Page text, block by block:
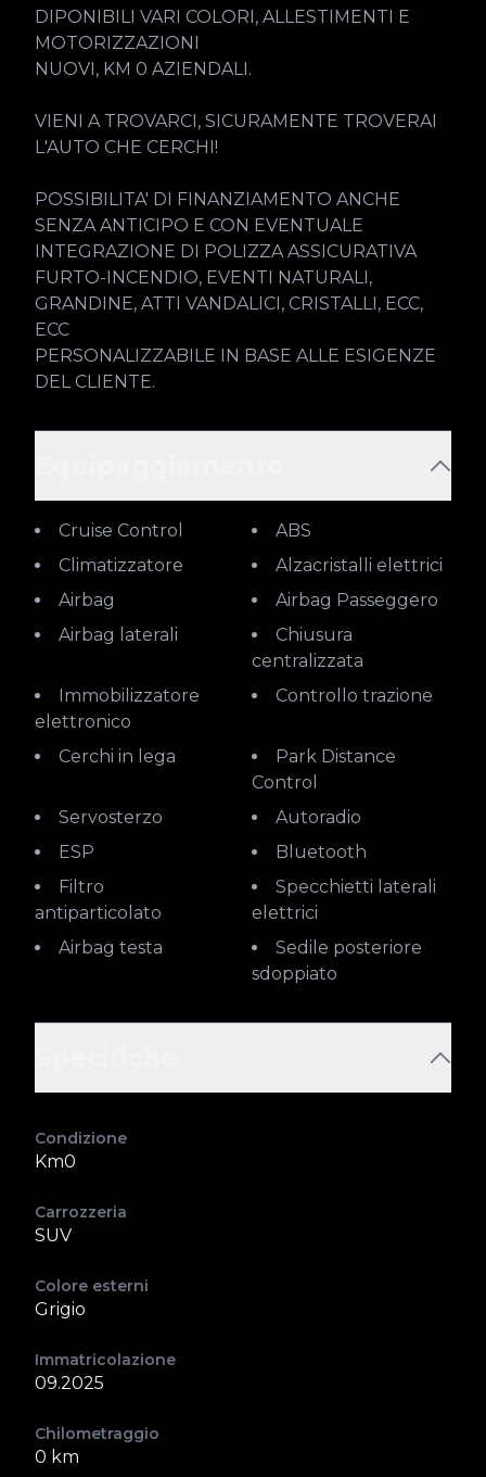
DIPONIBILI VARI COLORI, ALLESTIMENTI E
MOTORIZZAZIONI
NUOVI, KM 0 AZIENDALI.
VIENI A TROVARCI, SICURAMENTE TROVERAI
L'AUTO CHE CERCHI!
POSSIBILITA' DI FINANZIAMENTO ANCHE
SENZA ANTICIPO E CON EVENTUALE
INTEGRAZIONE DI POLIZZA ASSICURATIVA
FURTO-INCENDIO, EVENTI NATURALI,
GRANDINE, ATTI VANDALICI, CRISTALLI, ECC,
ECC
PERSONALIZZABILE IN BASE ALLE ESIGENZE
DEL CLIENTE.
Cruise Control
ABS
Climatizzatore
Alzacristalli elettrici
Airbag
Airbag Passeggero
Airbag laterali
Chiusura
centralizzata
Immobilizzatore
elettronico
Controllo trazione
Cerchi in lega
Park Distance
Control
Servosterzo
Autoradio
ESP
Bluetooth
Filtro
antiparticolato
Specchietti laterali
elettrici
Airbag testa
Sedile posteriore
sdoppiato
Condizione
Km0
Carrozzeria
SUV
Colore esterni
Grigio
Immatricolazione
09.2025
Chilometraggio
0 km